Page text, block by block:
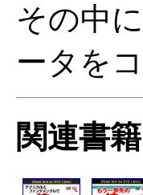
その中
ータを
関連書